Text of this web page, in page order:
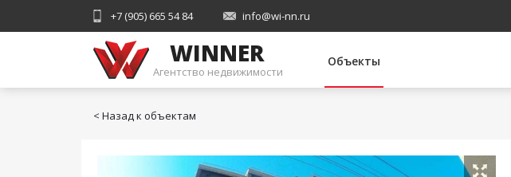
+7 (905) 665 54 84 info@wi-nn.ru
WINNER
Агентство недвижимости
Объекты
< Назад к объектам